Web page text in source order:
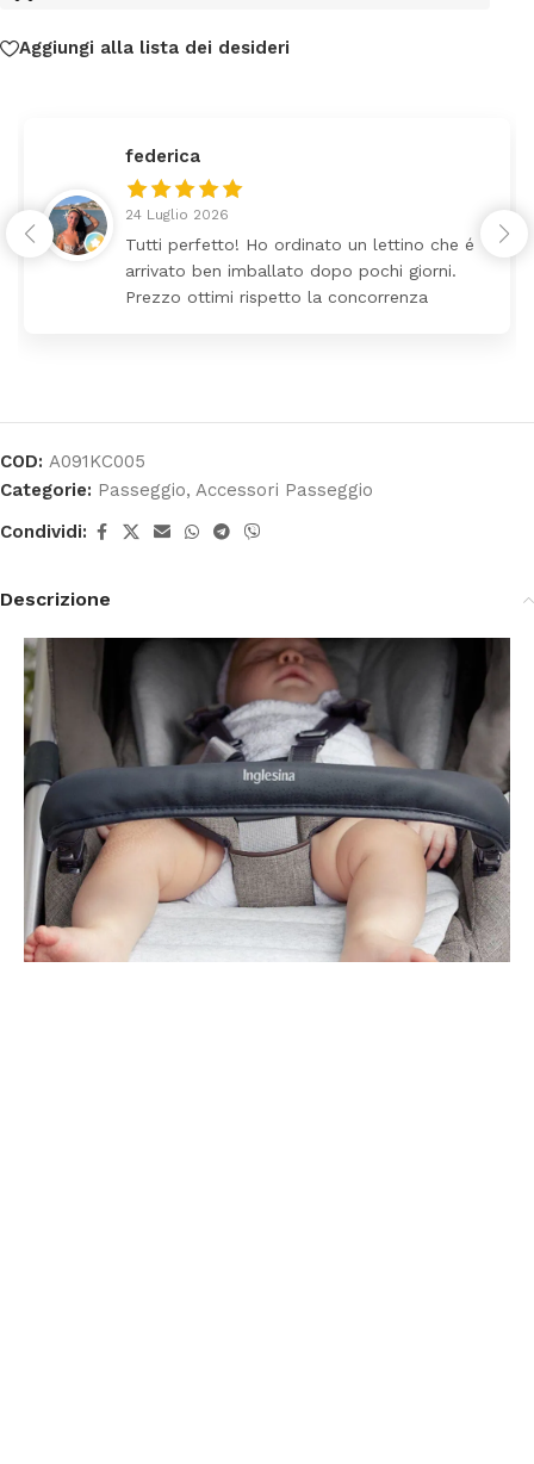
Aggiungi alla lista dei desideri
federica
24 Luglio 2026
Tutti perfetto! Ho ordinato un lettino che é
arrivato ben imballato dopo pochi giorni.
Prezzo ottimi rispetto la concorrenza
COD: A091KC005
Categorie: Passeggio, Accessori Passeggio
Condividi:
Descrizione